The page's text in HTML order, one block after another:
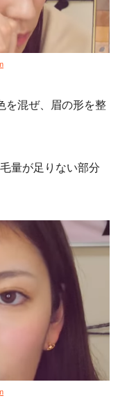
を混ぜ、眉の形を整
量が足りない部分